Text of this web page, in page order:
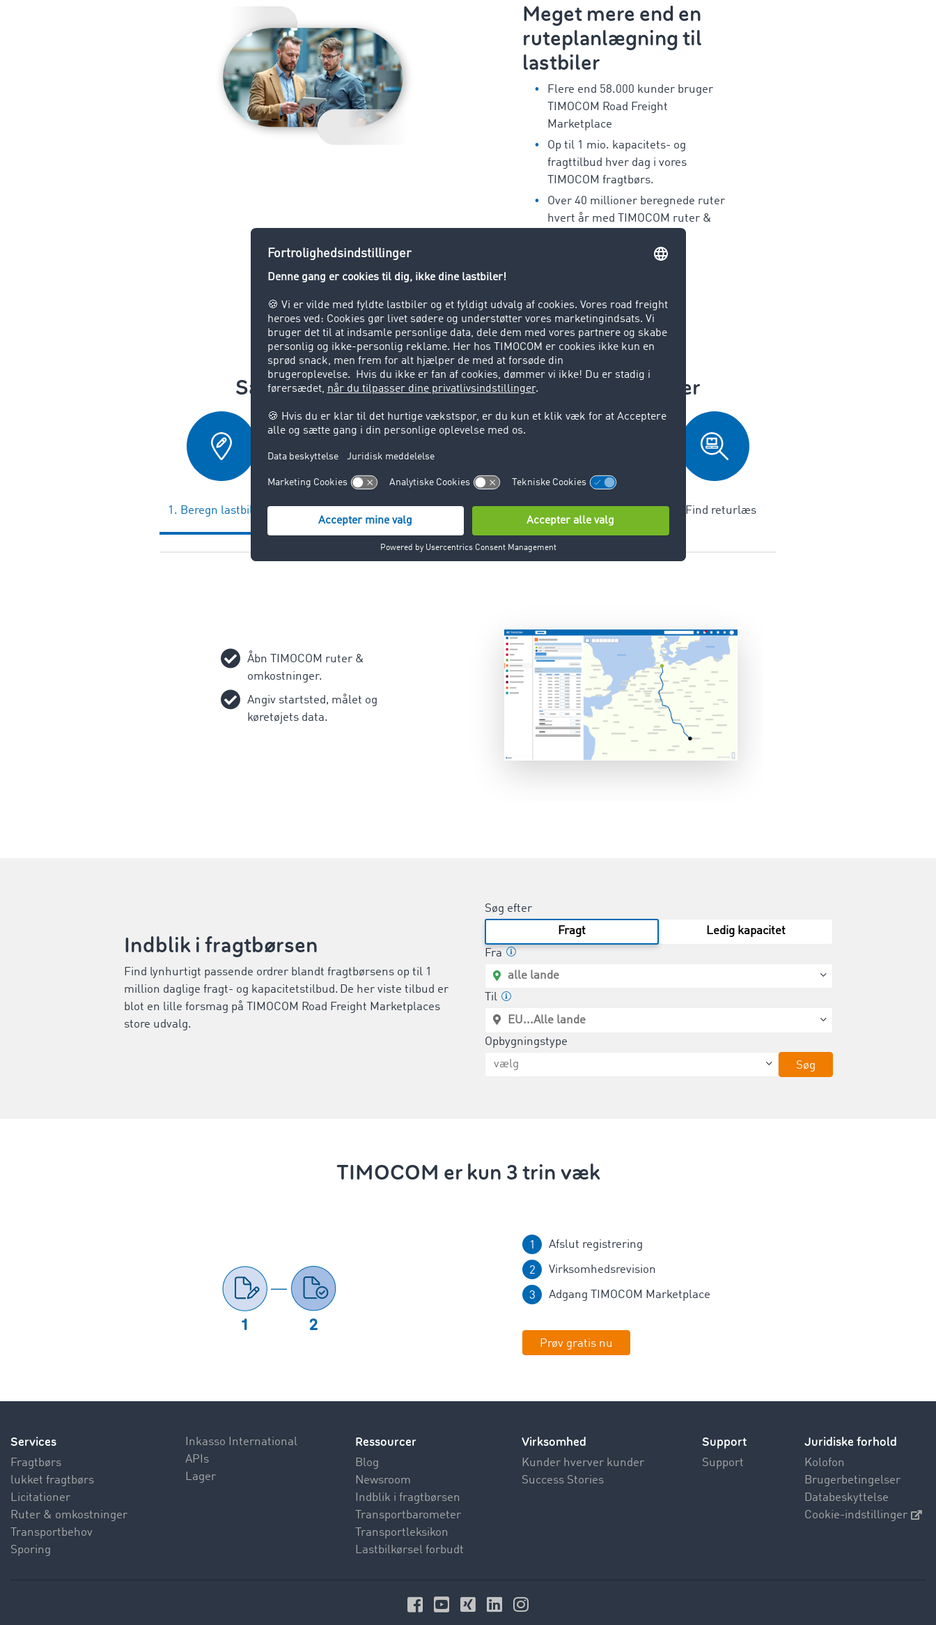
Meget mere end en
ruteplanlægning til
lastbiler
Flere end 58.000 kunder bruger
TIMOCOM Road Freight
Marketplace
Op til 1 mio. kapacitets- og
fragttilbud hver dag i vores
TIMOCOM fragtbørs.
Over 40 millioner beregnede ruter
hvert år med TIMOCOM ruter &
Så nemt virkervores ruteplanlægning til lastbiler
1. Beregn lastbilrute
begrænsninger
3. Beregn
transportomkostninger
turplanlægningen
5. Find returlæs
Åbn TIMOCOM ruter &
omkostninger.
Angiv startsted, målet og
køretøjets data.
Indblik i fragtbørsen
Find lynhurtigt passende ordrer blandt fragtbørsens op til 1
million daglige fragt- og kapacitetstilbud. De her viste tilbud er
blot en lille forsmag på TIMOCOM Road Freight Marketplaces
store udvalg.
Søg efter
Fragt
Ledig kapacitet
Fra
Til
Opbygningstype
Søg
TIMOCOM er kun 3 trin væk
Afslut registrering
Virksomhedsrevision
Adgang TIMOCOM Marketplace
Prøv gratis nu
Services
Fragtbørs
lukket fragtbørs
Licitationer
Ruter & omkostninger
Transportbehov
Sporing
Inkasso International
APIs
Lager
Ressourcer
Blog
Newsroom
Indblik i fragtbørsen
Transportbarometer
Transportleksikon
Lastbilkørsel forbudt
Virksomhed
Kunder hverver kunder
Success Stories
Support
Support
Juridiske forhold
Kolofon
Brugerbetingelser
Databeskyttelse
Cookie-indstillinger